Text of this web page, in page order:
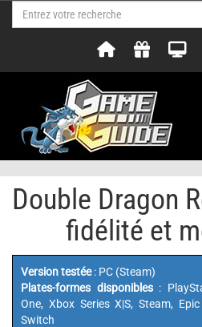
Double Dragon
fidélité et
Version testée: PC (Steam)
Plates-formes disponibles:
One, Xbox Series X|S, Steam,
Switch